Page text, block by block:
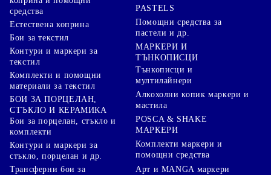
средства
Естествена коприна
Бои за текстил
Контури и маркери за
текстил
Комплекти и помощни
материали за текстил
БОИ ЗА ПОРЦЕЛАН,
СТЪКЛО И КЕРАМИКА
Бои за порцелан, стъкло и
комплекти
Контури и маркери за
стъкло, порцелан и др.
Трансферни бои за
PASTELS
Помощни средства за
пастели и др.
МАРКЕРИ И
ТЪНКОПИСЦИ
Тънкописци и
мултилайнери
Алкохолни копик маркери и
мастила
POSCA & SHAKE
МАРКЕРИ
Комплекти маркери и
помощни средства
Арт и MANGA маркери